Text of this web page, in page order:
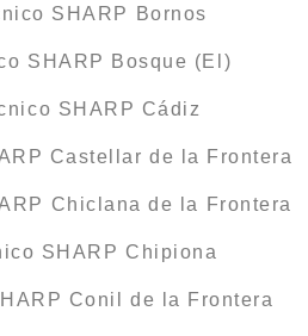
SHARP Bornos
SHARP Bosque (El)
SHARP Cádiz
Castellar de la Frontera
Chiclana de la Frontera
SHARP Chipiona
Conil de la Frontera